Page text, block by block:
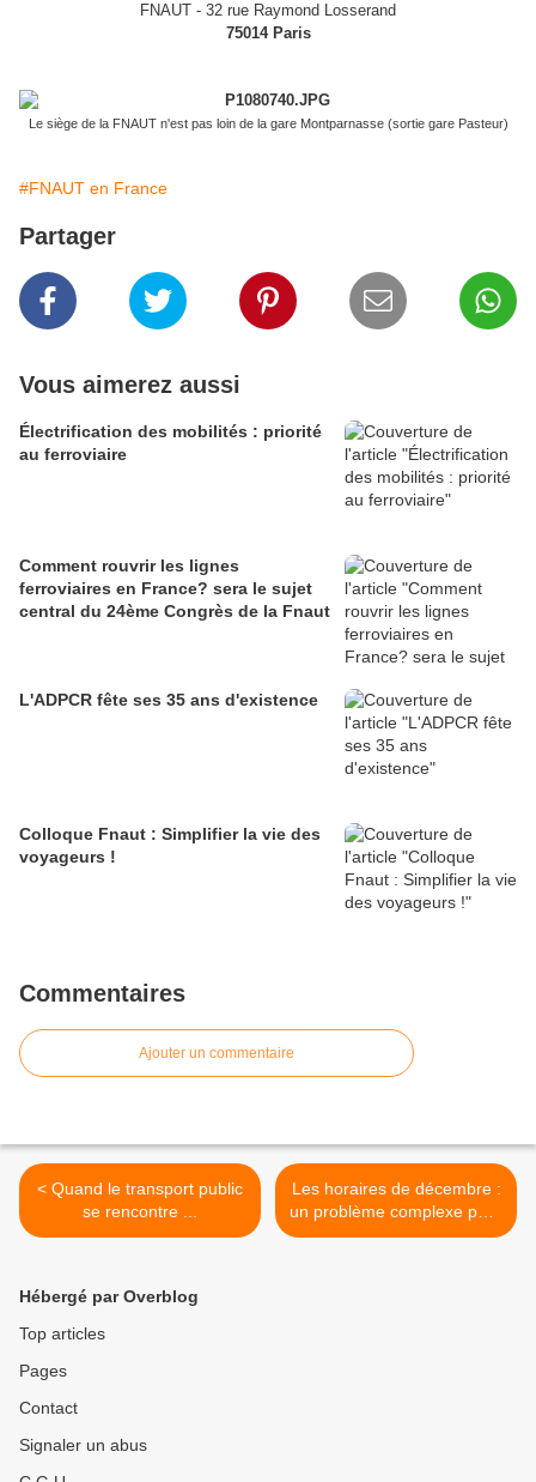
FNAUT - 32 rue Raymond Losserand
75014 Paris
Le siège de la FNAUT n'est pas loin de la gare Montparnasse (sortie gare Pasteur)
#FNAUT en France
Partager
Vous aimerez aussi
Électrification des mobilités : priorité
au ferroviaire
Comment rouvrir les lignes
ferroviaires en France? sera le sujet
central du 24ème Congrès de la Fnaut
L'ADPCR fête ses 35 ans d'existence
Colloque Fnaut : Simplifier la vie des
voyageurs !
Commentaires
Ajouter un commentaire
< Quand le transport public
se rencontre ...
Les horaires de décembre :
un problème complexe pour
simplifiez les choses ? >
Hébergé par Overblog
Top articles
Pages
Contact
Signaler un abus